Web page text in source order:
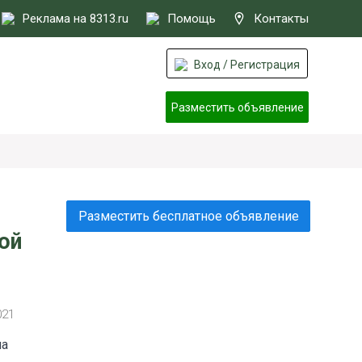
Реклама на 8313.ru Помощь Контакты
Вход / Регистрация
Разместить объявление
Разместить бесплатное объявление